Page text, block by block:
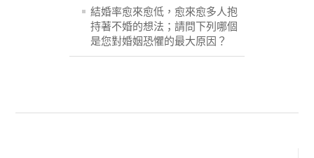
結婚率愈來愈低，愈來愈多人抱
持著不婚的想法；請問下列哪個
是您對婚姻恐懼的最大原因？